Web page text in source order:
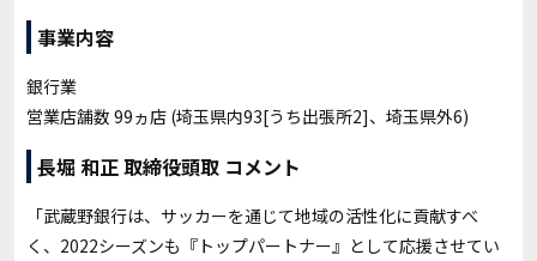
事業内容
銀行業
営業店舗数 99ヵ店 (埼玉県内93[うち出張所2]、埼玉県外6)
長堀 和正 取締役頭取 コメント
「武蔵野銀行は、サッカーを通じて地域の活性化に貢献すべ
く、2022シーズンも『トップパートナー』として応援させてい